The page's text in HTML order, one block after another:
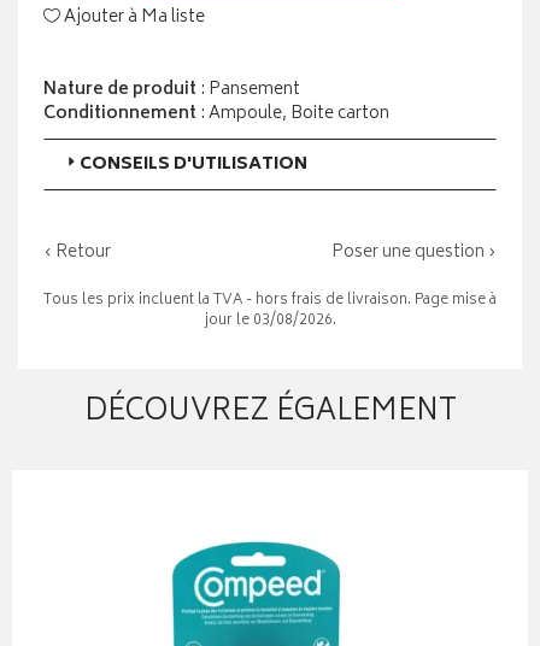
Ajouter à Ma liste
Nature de produit : Pansement
Conditionnement : Ampoule, Boite carton
CONSEILS D'UTILISATION
‹ Retour Poser une question ›
Tous les prix incluent la TVA - hors frais de livraison. Page mise à
jour le 03/08/2026.
DÉCOUVREZ ÉGALEMENT